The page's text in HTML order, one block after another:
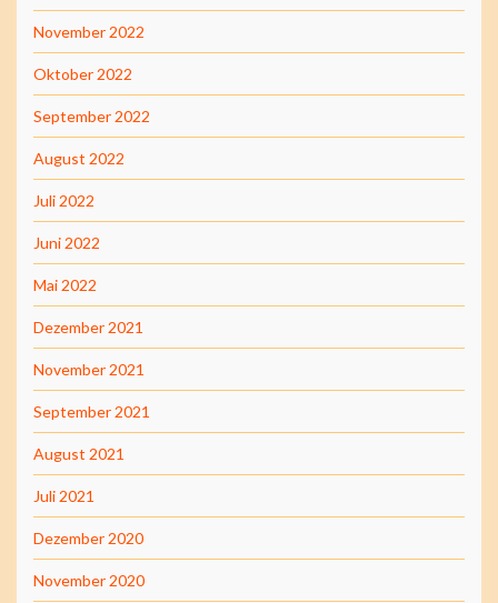
November 2022
Oktober 2022
September 2022
August 2022
Juli 2022
Juni 2022
Mai 2022
Dezember 2021
November 2021
September 2021
August 2021
Juli 2021
Dezember 2020
November 2020